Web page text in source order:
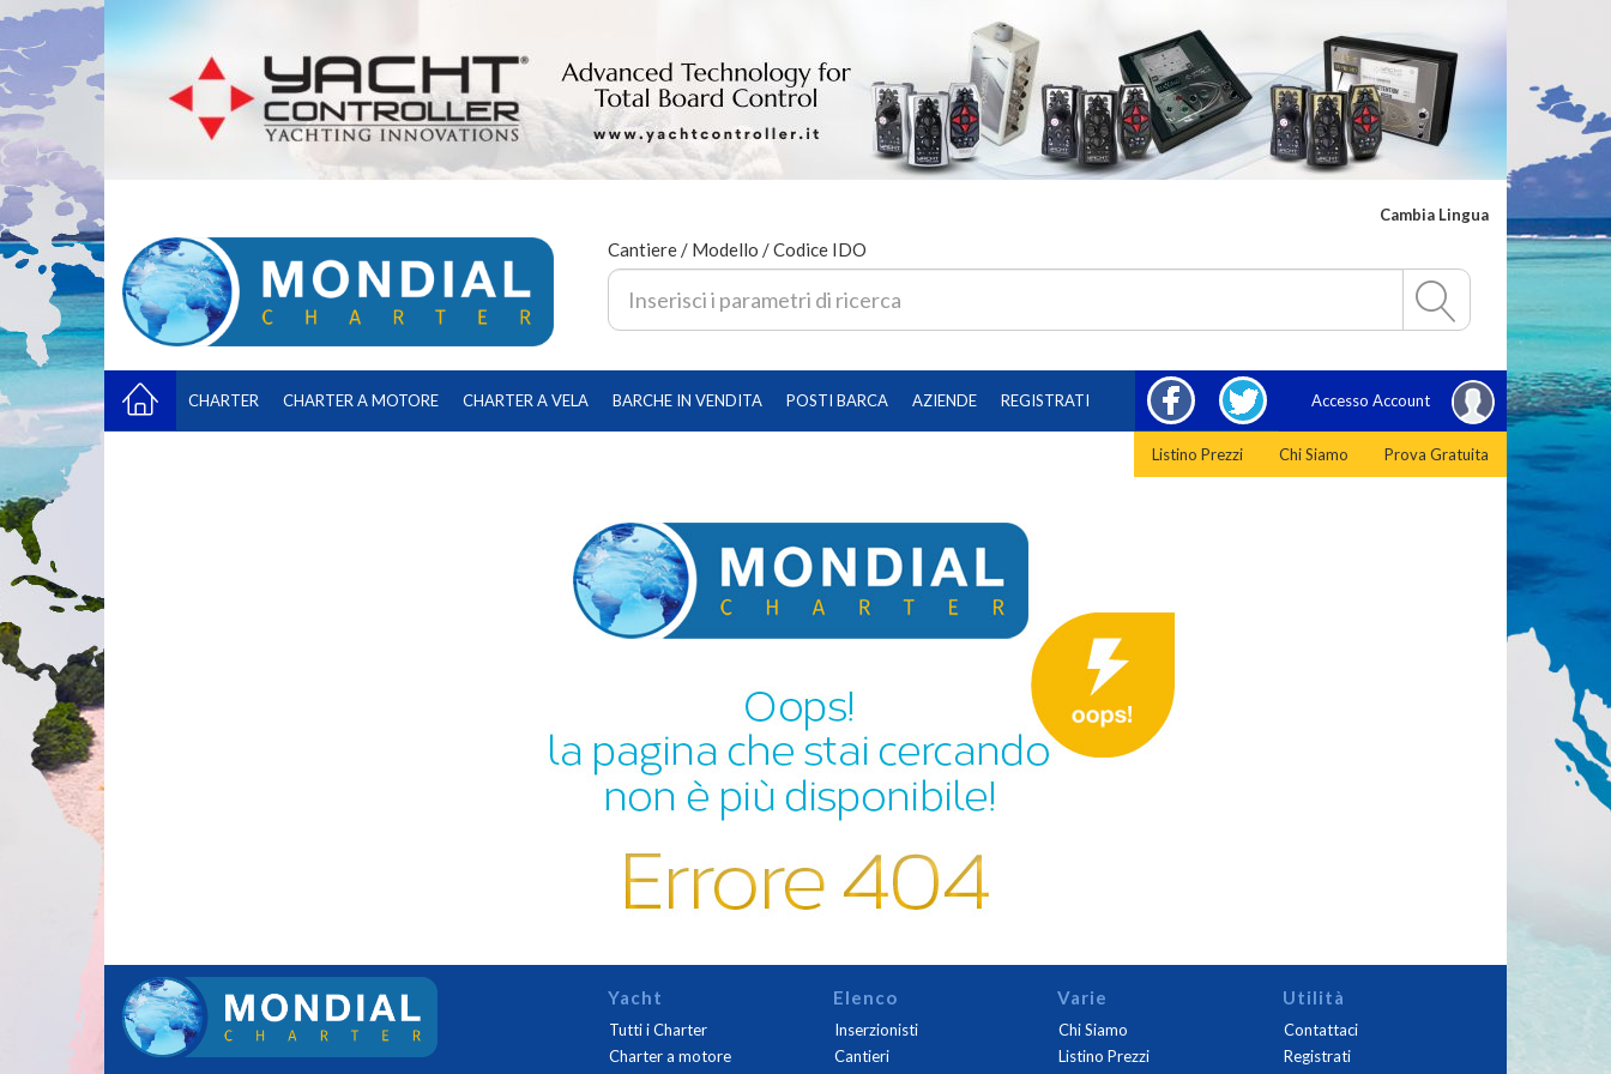
Cambia Lingua
Cantiere / Modello / Codice IDO
CHARTER CHARTER A MOTORE CHARTER A VELA BARCHE IN VENDITA POSTI BARCA AZIENDE REGISTRATI Accesso Account
FACEBOOKTWITTER
Listino Prezzi Chi Siamo Prova Gratuita
Yacht
Tutti i Charter
Charter a motore
Elenco
Inserzionisti
Cantieri
Varie
Chi Siamo
Listino Prezzi
Utilità
Contattaci
Registrati